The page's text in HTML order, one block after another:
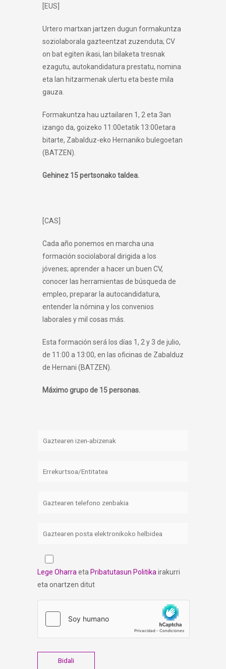
[EUS]
Urtero martxan jartzen dugun formakuntza
soziolaborala gazteentzat zuzenduta; CV
on bat egiten ikasi, lan bilaketa tresnak
ezagutu, autokandidatura prestatu, nomina
eta lan hitzarmenak ulertu eta beste mila
gauza.
Formakuntza hau uztailaren 1, 2 eta 3an
izango da, goizeko 11:00etatik 13:00etara
bitarte, Zabalduz-eko Hernaniko bulegoetan
(BATZEN).
Gehinez 15 pertsonako taldea.
[CAS]
Cada año ponemos en marcha una
formación sociolaboral dirigida a los
jóvenes; aprender a hacer un buen CV,
conocer las herramientas de búsqueda de
empleo, preparar la autocandidatura,
entender la nómina y los convenios
laborales y mil cosas más.
Esta formación será los días 1, 2 y 3 de julio,
de 11:00 a 13:00, en las oficinas de Zabalduz
de Hernani (BATZEN).
Máximo grupo de 15 personas.
Lege Oharra eta Pribatutasun Politika irakurri
eta onartzen ditut